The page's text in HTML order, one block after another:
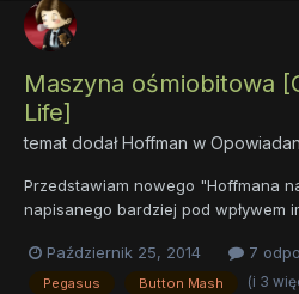
Maszyna ośmiobitowa
Life]
temat dodałHoffman w
Przedstawiam nowego "Hoffmana
napisanego bardziej pod wpływem
chciałem trochę odpocząć od
podejść do tego i owego trochę
Październik 25, 2014 7
Pegasus Button Mash (i 3